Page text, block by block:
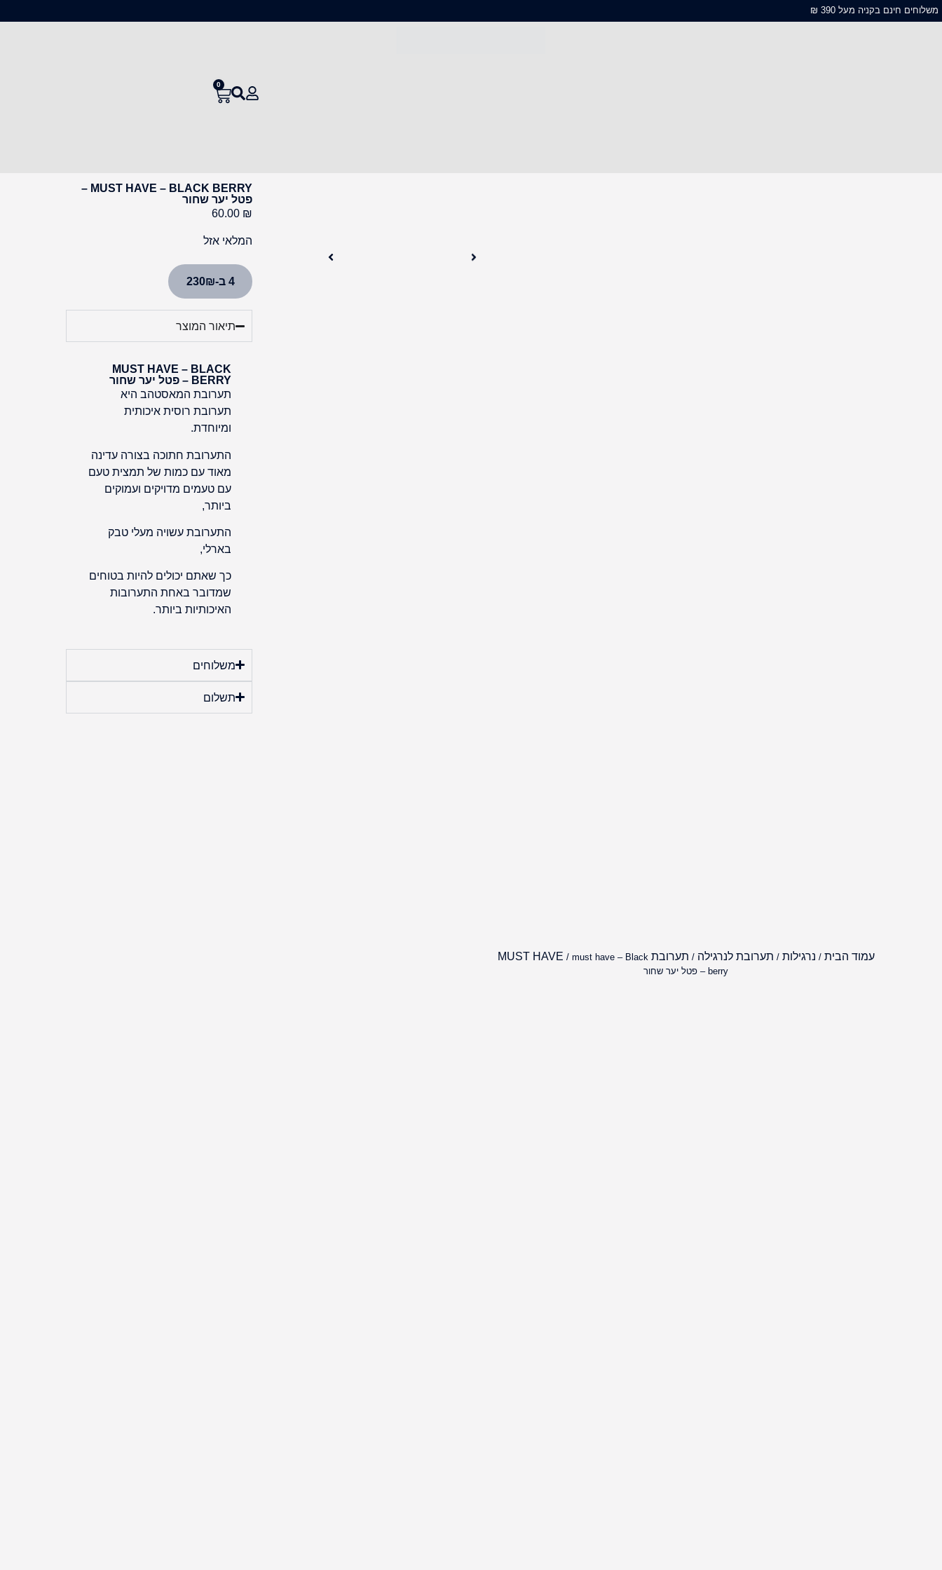
משלוחים חינם בקניה מעל 390 ₪
0
MUST HAVE – BLACK BERRY –
פטל יער שחור
60.00 ₪
המלאי אזל
4 ב-230₪
תיאור המוצר
MUST HAVE – BLACK
BERRY – פטל יער שחור
תערובת המאסטהב היא
תערובת רוסית איכותית
ומיוחדת.
התערובת חתוכה בצורה עדינה
מאוד עם כמות של תמצית טעם
עם טעמים מדויקים ועמוקים
ביותר,
התערובת עשויה מעלי טבק
בארלי,
כך שאתם יכולים להיות בטוחים
שמדובר באחת התערובות
האיכותיות ביותר.
משלוחים
תשלום
עמוד הבית / נרגילות / תערובת לנרגילה / תערובת MUST HAVE / must have – Black
berry – פטל יער שחור